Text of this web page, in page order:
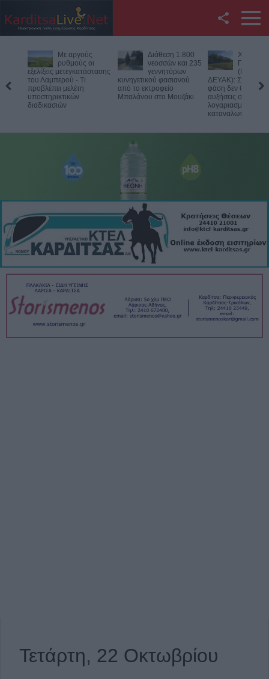
Twitter
YouTube
RSS
Επικοινωνία με το
KarditsaLive.Net
Διάθεση 1.800
νεοσσών και 235
γεννητόρων
κυνηγετικού φασιανού
από το εκτροφείο
Μπαλάνου στο Μουζάκι
Χ.
Παπαδημήτριου
(Πρόεδρος
ΔΕΥΑΚ): Στην παρούσα
φάση δεν θα υπάρξουν
αυξήσεις στους
Σίσκος Α.
ηλίθιοι"
Τετάρτη, 22 Οκτωβρίου